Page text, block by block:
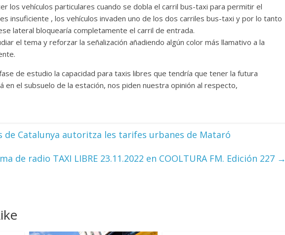
los vehículos particulares cuando se dobla el carril bus-taxi para permitir el
insuficiente , los vehículos invaden uno de los dos carriles bus-taxi y por lo tanto
lateral bloquearía completamente el carril de entrada.
el tema y reforzar la señalización añadiendo algún color más llamativo a la
de estudio la capacidad para taxis libres que tendría que tener la futura
en el subsuelo de la estación, nos piden nuestra opinión al respecto,
de Catalunya autoritza les tarifes urbanes de Mataró
de radio TAXI LIBRE 23.11.2022 en COOLTURA FM. Edición 227 →